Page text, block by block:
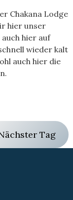
Chakana Lodge
hier unser
hier auf
wieder kalt
auch hier die
Tag